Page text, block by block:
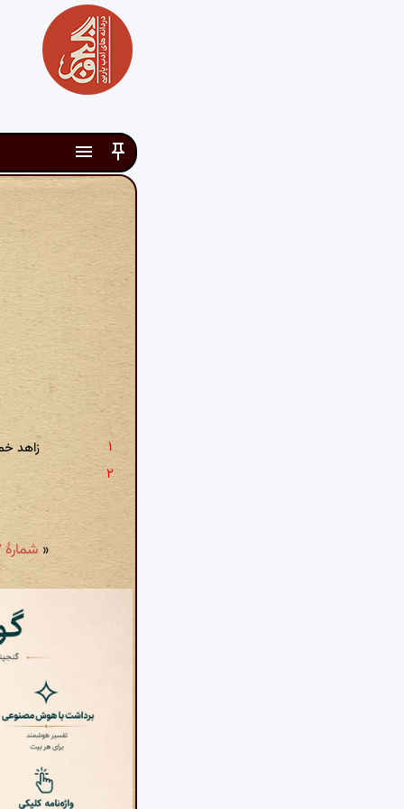
زاهد
« شمارهٔ ۱۱۷: چون شمع، بی سبب نفسم جانگداز نیست